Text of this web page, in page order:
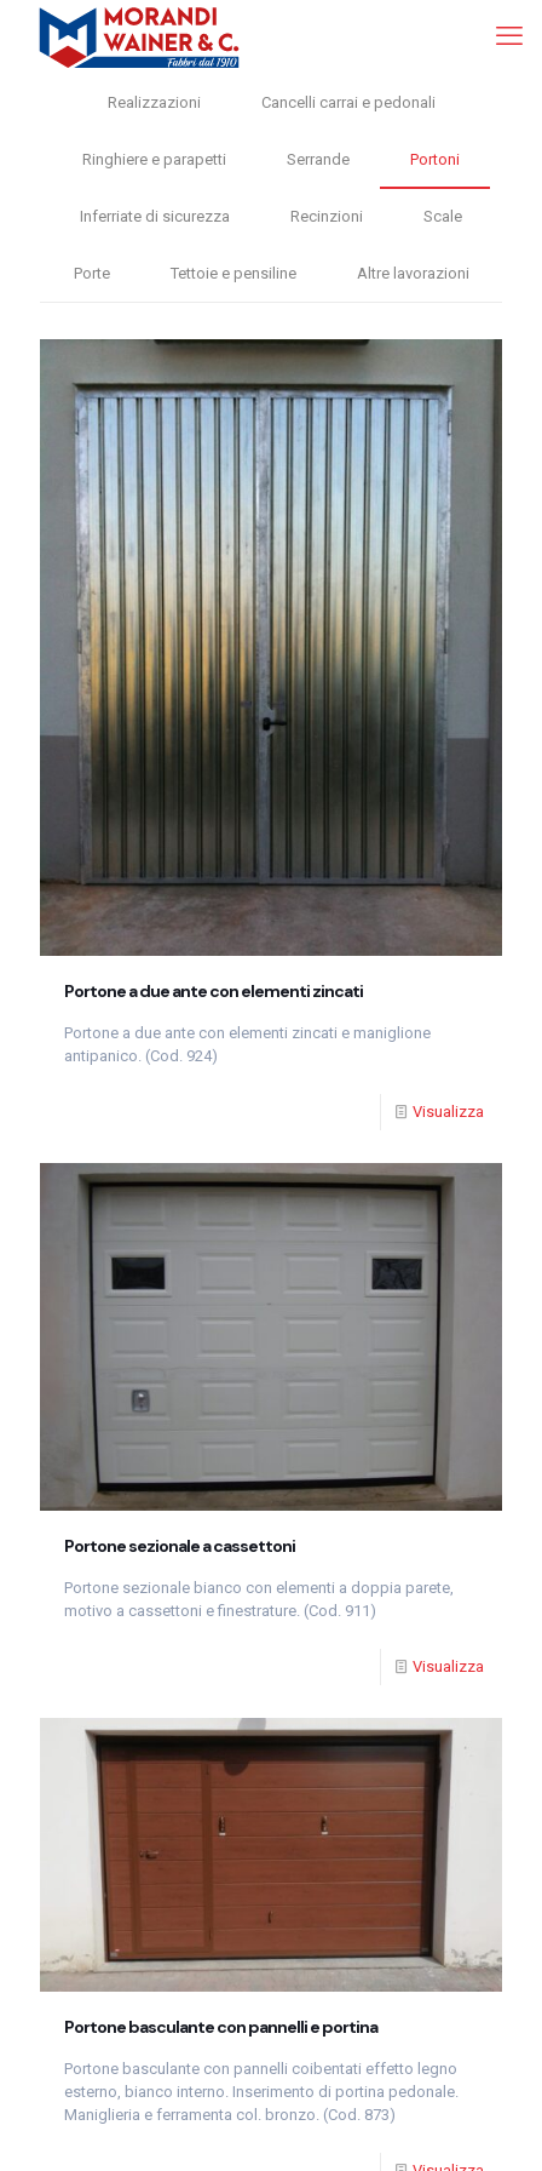
Realizzazioni Cancelli carrai e pedonali
Ringhiere e parapetti Serrande Portoni
Inferriate di sicurezza Recinzioni Scale
Porte Tettoie e pensiline Altre lavorazioni
Portone a due ante con elementi zincati
Portone a due ante con elementi zincati e maniglione
antipanico. (Cod. 924)
Visualizza
Portone sezionale a cassettoni
Portone sezionale bianco con elementi a doppia parete,
motivo a cassettoni e finestrature. (Cod. 911)
Visualizza
Portone basculante con pannelli e portina
Portone basculante con pannelli coibentati effetto legno
esterno, bianco interno. Inserimento di portina pedonale.
Maniglieria e ferramenta col. bronzo. (Cod. 873)